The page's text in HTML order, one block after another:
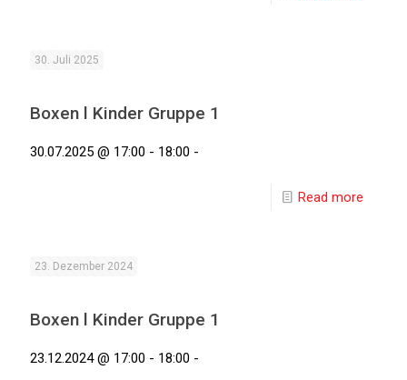
30. Juli 2025
Boxen l Kinder Gruppe 1
30.07.2025 @ 17:00 - 18:00 -
Read more
23. Dezember 2024
Boxen l Kinder Gruppe 1
23.12.2024 @ 17:00 - 18:00 -